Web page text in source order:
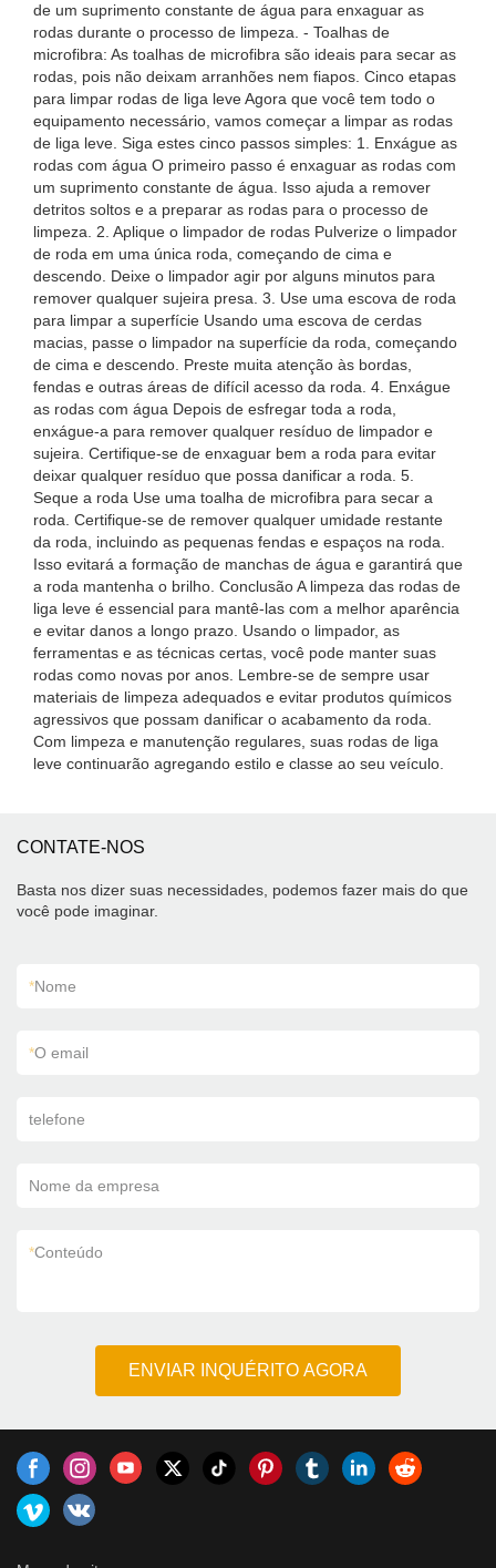
de um suprimento constante de água para enxaguar as
rodas durante o processo de limpeza. - Toalhas de
microfibra: As toalhas de microfibra são ideais para secar as
rodas, pois não deixam arranhões nem fiapos. Cinco etapas
para limpar rodas de liga leve Agora que você tem todo o
equipamento necessário, vamos começar a limpar as rodas
de liga leve. Siga estes cinco passos simples: 1. Enxágue as
rodas com água O primeiro passo é enxaguar as rodas com
um suprimento constante de água. Isso ajuda a remover
detritos soltos e a preparar as rodas para o processo de
limpeza. 2. Aplique o limpador de rodas Pulverize o limpador
de roda em uma única roda, começando de cima e
descendo. Deixe o limpador agir por alguns minutos para
remover qualquer sujeira presa. 3. Use uma escova de roda
para limpar a superfície Usando uma escova de cerdas
macias, passe o limpador na superfície da roda, começando
de cima e descendo. Preste muita atenção às bordas,
fendas e outras áreas de difícil acesso da roda. 4. Enxágue
as rodas com água Depois de esfregar toda a roda,
enxágue-a para remover qualquer resíduo de limpador e
sujeira. Certifique-se de enxaguar bem a roda para evitar
deixar qualquer resíduo que possa danificar a roda. 5.
Seque a roda Use uma toalha de microfibra para secar a
roda. Certifique-se de remover qualquer umidade restante
da roda, incluindo as pequenas fendas e espaços na roda.
Isso evitará a formação de manchas de água e garantirá que
a roda mantenha o brilho. Conclusão A limpeza das rodas de
liga leve é ​​essencial para mantê-las com a melhor aparência
e evitar danos a longo prazo. Usando o limpador, as
ferramentas e as técnicas certas, você pode manter suas
rodas como novas por anos. Lembre-se de sempre usar
materiais de limpeza adequados e evitar produtos químicos
agressivos que possam danificar o acabamento da roda.
Com limpeza e manutenção regulares, suas rodas de liga
leve continuarão agregando estilo e classe ao seu veículo.
CONTATE-NOS
Basta nos dizer suas necessidades, podemos fazer mais do que
você pode imaginar.
*Nome
*O email
telefone
Nome da empresa
*Conteúdo
ENVIAR INQUÉRITO AGORA